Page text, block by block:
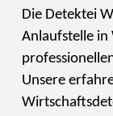
Die Detektei
Anlaufstelle in
Unsere